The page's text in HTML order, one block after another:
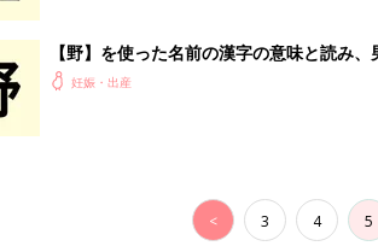
【野】を使った名前の漢字の意味と読み
妊娠・出産
< 3 4 5